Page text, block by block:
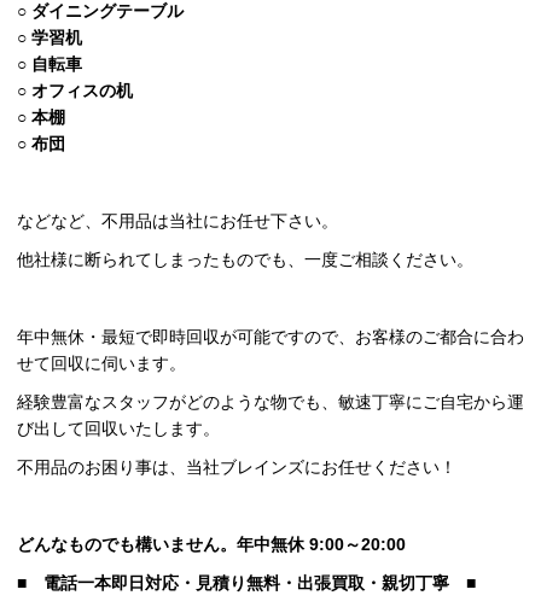
○ ダイニングテーブル
○ 学習机
○ 自転車
○ オフィスの机
○ 本棚
○ 布団
などなど、不用品は当社にお任せ下さい。
他社様に断られてしまったものでも、一度ご相談ください。
年中無休・最短で即時回収が可能ですので、お客様のご都合に合わ
せて回収に伺います。
経験豊富なスタッフがどのような物でも、敏速丁寧にご自宅から運
び出して回収いたします。
不用品のお困り事は、当社ブレインズにお任せください！
どんなものでも構いません。年中無休 9:00～20:00
■ 電話一本即日対応・見積り無料・出張買取・親切丁寧 ■